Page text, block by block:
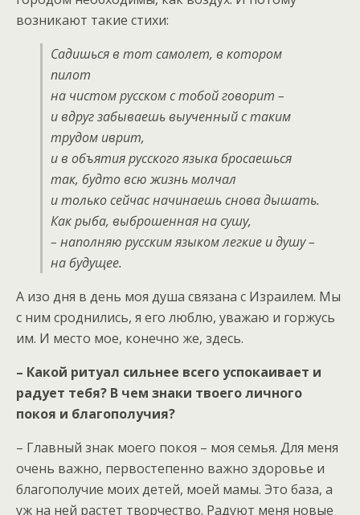
возникают такие стихи:
Садишься в тот самолет, в котором
пилот
на чистом русском с тобой говорит –
и вдруг забываешь выученный с таким
трудом иврит,
и в объятия русского языка бросаешься
так, будто всю жизнь молчал
и только сейчас начинаешь снова дышать.
Как рыба, выброшенная на сушу,
– наполняю русским языком легкие и душу –
на будущее.
А изо дня в день моя душа связана с Израилем. Мы
с ним сроднились, я его люблю, уважаю и горжусь
им. И место мое, конечно же, здесь.
– Какой ритуал сильнее всего успокаивает и
радует тебя? В чем знаки твоего личного
покоя и благополучия?
– Главный знак моего покоя – моя семья. Для меня
очень важно, первостепенно важно здоровье и
благополучие моих детей, моей мамы. Это база, а
уж на ней растет творчество. Радуют меня новые